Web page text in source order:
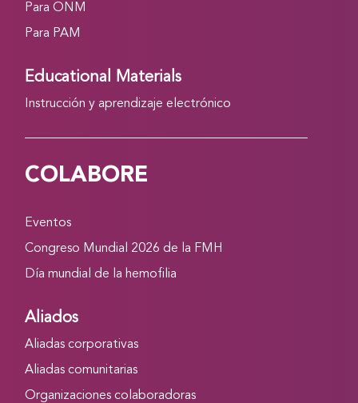
Para ONM
Para PAM
Educational Materials
Instrucción y aprendizaje electrónico
COLABORE
Eventos
Congreso Mundial 2026 de la FMH
Día mundial de la hemofilia
Aliados
Aliadas corporativas
Aliadas comunitarias
Organizaciones colaboradoras